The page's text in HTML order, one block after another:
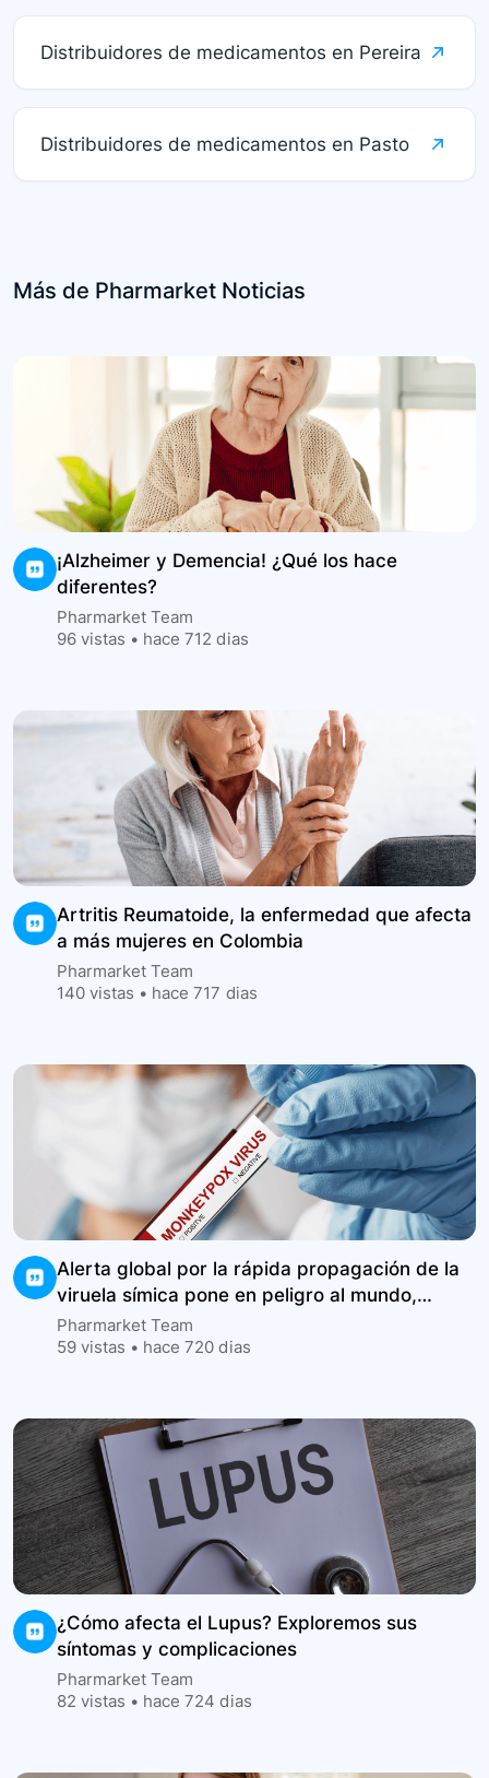
Distribuidores de medicamentos en Pereira
Distribuidores de medicamentos en Pasto
Más de Pharmarket Noticias
¡Alzheimer y Demencia! ¿Qué los hace
diferentes?
Pharmarket Team
96vistas • hace 712 dias
Artritis Reumatoide, la enfermedad que afecta
a más mujeres en Colombia
Pharmarket Team
140vistas • hace 717 dias
Alerta global por la rápida propagación de la
viruela símica pone en peligro al mundo,
según OMS.
Pharmarket Team
59vistas • hace 720 dias
¿Cómo afecta el Lupus? Exploremos sus
síntomas y complicaciones
Pharmarket Team
82 vistas • hace 724 dias